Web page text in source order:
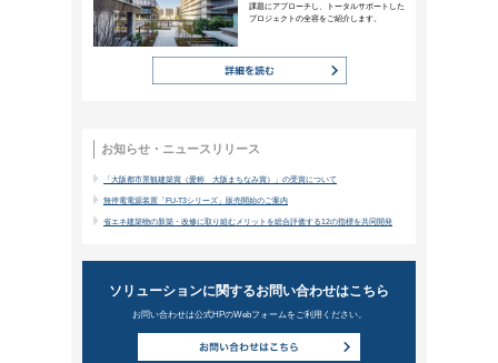
新しい働き方が日常を変容させる
2024年1月24日公開
2019年4月、労働基準法が改正され、働き
れました。しかし、ある業種については業
期間が与えられています。今回は2024年4
と言われている「2024年問題」について解